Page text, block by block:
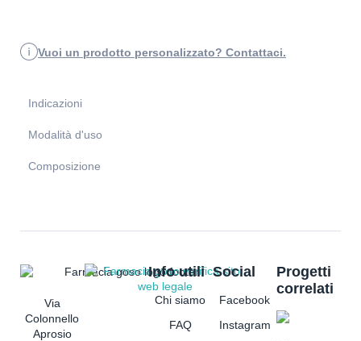
Vuoi un prodotto personalizzato? Contattaci.
Indicazioni
Modalità d'uso
Composizione
Via
Colonnello
Aprosio
Info utili
Chi siamo
FAQ
Social
Facebook
Instagram
Progetti
correlati